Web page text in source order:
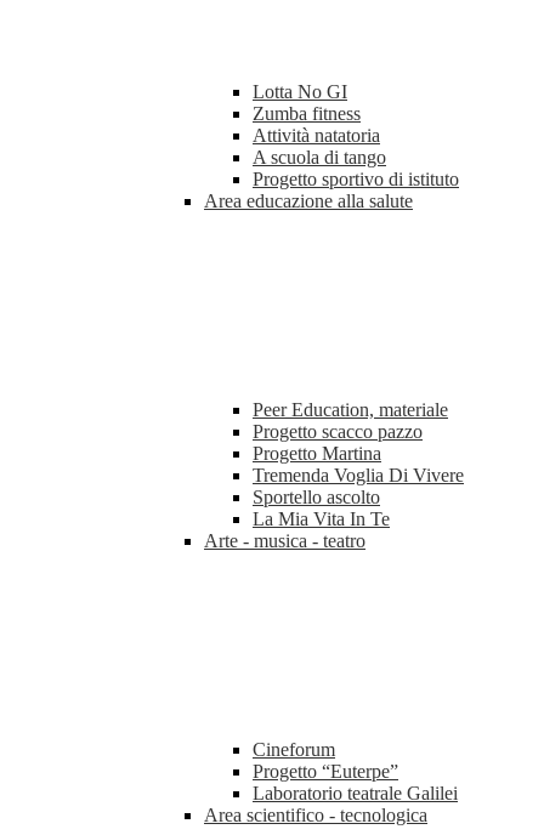
Lotta No GI
Zumba fitness
Attività natatoria
A scuola di tango
Progetto sportivo di istituto
Area educazione alla salute
Peer Education, materiale
Progetto scacco pazzo
Progetto Martina
Tremenda Voglia Di Vivere
Sportello ascolto
La Mia Vita In Te
Arte - musica - teatro
Cineforum
Progetto “Euterpe”
Laboratorio teatrale Galilei
Area scientifico - tecnologica